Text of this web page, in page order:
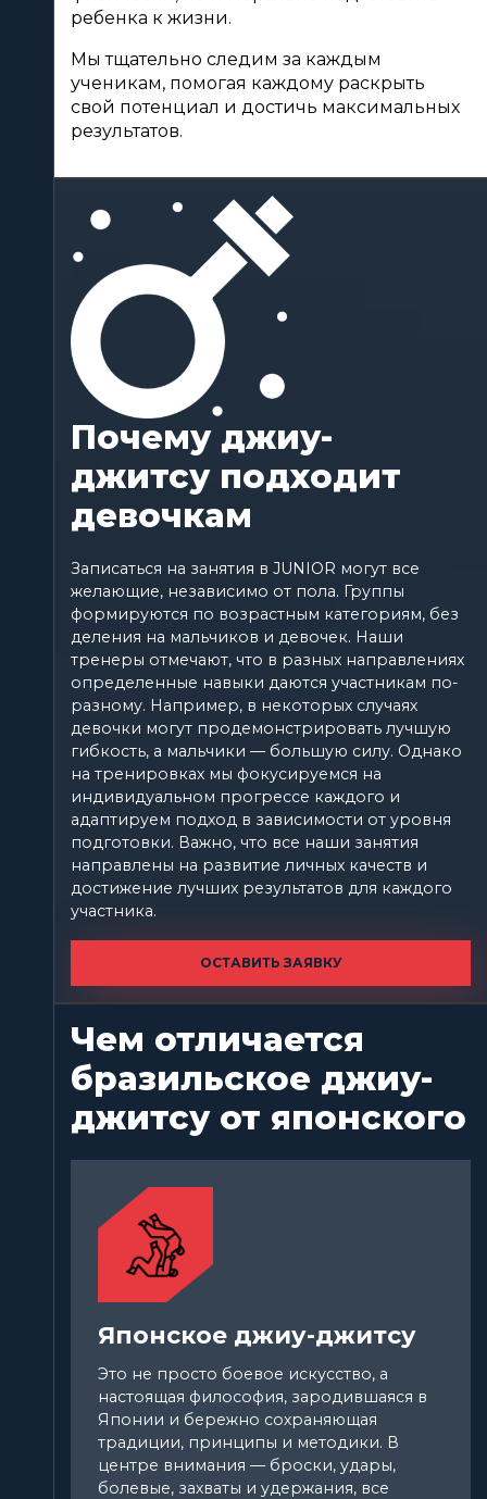
ребенка к жизни.
Мы тщательно следим за каждым
ученикам, помогая каждому раскрыть
свой потенциал и достичь максимальных
результатов.
Почему джиу-
джитсу подходит
девочкам
Записаться на занятия в JUNIOR могут все
желающие, независимо от пола. Группы
формируются по возрастным категориям, без
деления на мальчиков и девочек. Наши
тренеры отмечают, что в разных направлениях
определенные навыки даются участникам по-
разному. Например, в некоторых случаях
девочки могут продемонстрировать лучшую
гибкость, а мальчики — большую силу. Однако
на тренировках мы фокусируемся на
индивидуальном прогрессе каждого и
адаптируем подход в зависимости от уровня
подготовки. Важно, что все наши занятия
направлены на развитие личных качеств и
достижение лучших результатов для каждого
участника.
ОСТАВИТЬ ЗАЯВКУ
Чем отличается
бразильское джиу-
джитсу от японского
Японское джиу-джитсу
Это не просто боевое искусство, а
настоящая философия, зародившаяся в
Японии и бережно сохраняющая
традиции, принципы и методики. В
центре внимания — броски, удары,
болевые, захваты и удержания, все